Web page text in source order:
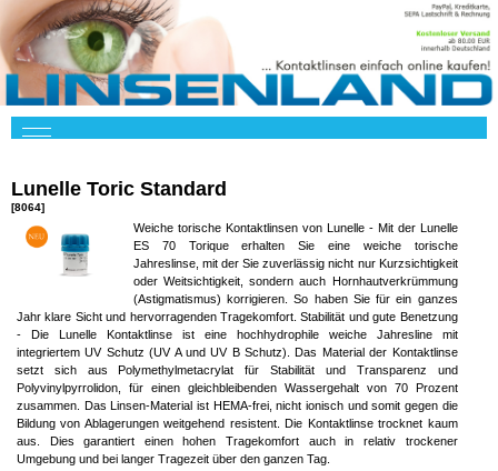
Lunelle Toric Standard
[8064]
Weiche torische Kontaktlinsen von Lunelle - Mit der Lunelle
ES 70 Torique erhalten Sie eine weiche torische
Jahreslinse, mit der Sie zuverlässig nicht nur Kurzsichtigkeit
oder Weitsichtigkeit, sondern auch Hornhautverkrümmung
(Astigmatismus) korrigieren. So haben Sie für ein ganzes
Jahr klare Sicht und hervorragenden Tragekomfort. Stabilität und gute Benetzung
- Die Lunelle Kontaktlinse ist eine hochhydrophile weiche Jahresline mit
integriertem UV Schutz (UV A und UV B Schutz). Das Material der Kontaktlinse
setzt sich aus Polymethylmetacrylat für Stabilität und Transparenz und
Polyvinylpyrrolidon, für einen gleichbleibenden Wassergehalt von 70 Prozent
zusammen. Das Linsen-Material ist HEMA-frei, nicht ionisch und somit gegen die
Bildung von Ablagerungen weitgehend resistent. Die Kontaktlinse trocknet kaum
aus. Dies garantiert einen hohen Tragekomfort auch in relativ trockener
Umgebung und bei langer Tragezeit über den ganzen Tag.